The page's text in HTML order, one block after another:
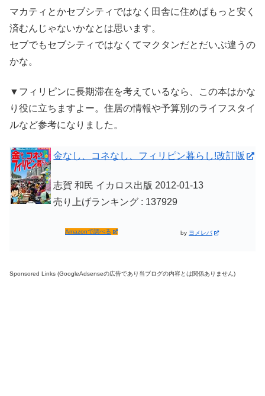
マカティとかセブシティではなく田舎に住めばもっと安く
済むんじゃないかなとは思います。
セブでもセブシティではなくてマクタンだとだいぶ違うの
かな。
▼フィリピンに長期滞在を考えているなら、この本はかな
り役に立ちますよー。住居の情報や予算別のライフスタイ
ルなど参考になりました。
金なし、コネなし、フィリピン暮らし!改訂版
志賀 和民 イカロス出版 2012-01-13
売り上げランキング : 137929
Amazonで調べる by ヨメレバ
Sponsored Links (GoogleAdsenseの広告であり当ブログの内容とは関係ありません)